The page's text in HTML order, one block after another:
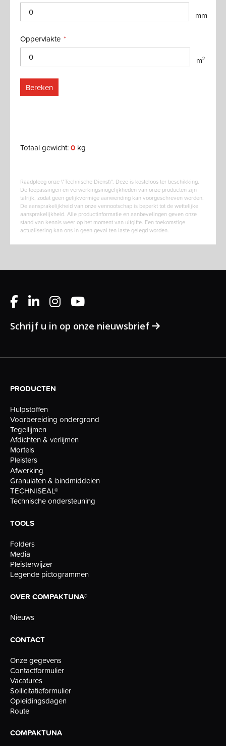
mm
Oppervlakte
m²
Bereken
Totaal gewicht:0 kg
Raadpleeg onze \"Technische Dienst\". Deze is kosteloos ter beschikking.
De toepassingen en verwerkingsmogelijkheden van onze producten zijn
talrijk, zodat geen gelijkvormige aanwending kan voorgeschreven worden.
De aansprakelijkheid van onze vennootschap is beperkt tot de wettelijke
aansprakelijkheid. Alle productinformatie en aanbevelingen geven onze
stand van kennis weer op het moment van uitgifte. Een toekomstige
actualisering kan ons in geen geval ten laste gelegd worden.
Schrijf u in op onze nieuwsbrief
PRODUCTEN
Hulpstoffen
Voorbereiding ondergrond
Tegellijmen
Afdichten & verlijmen
Mortels
Pleisters
Afwerking
Granulaten & bindmiddelen
TECHNISEAL®
Technische ondersteuning
TOOLS
Folders
Media
Pleisterwijzer
Legende pictogrammen
OVER COMPAKTUNA®
Nieuws
CONTACT
Onze gegevens
Contactformulier
Vacatures
Sollicitatieformulier
Opleidingsdagen
Route
COMPAKTUNA